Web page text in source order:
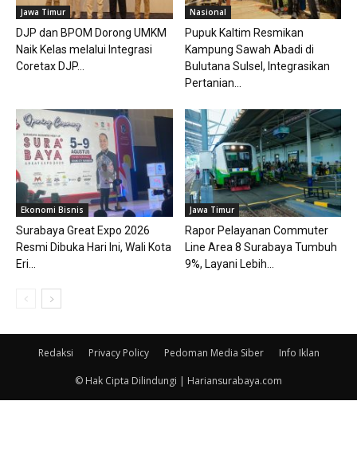
Jawa Timur
DJP dan BPOM Dorong UMKM
Naik Kelas melalui Integrasi
Coretax DJP...
Nasional
Pupuk Kaltim Resmikan
Kampung Sawah Abadi di
Bulutana Sulsel, Integrasikan
Pertanian...
Ekonomi Bisnis
Surabaya Great Expo 2026
Resmi Dibuka Hari Ini, Wali Kota
Eri...
Jawa Timur
Rapor Pelayanan Commuter
Line Area 8 Surabaya Tumbuh
9%, Layani Lebih...
Redaksi Privacy Policy Pedoman Media Siber Info Iklan
© Hak Cipta Dilindungi | Hariansurabaya.com